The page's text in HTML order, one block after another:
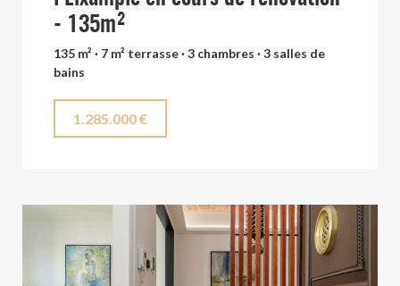
- 135m²
135 m² · 7 m² terrasse · 3 chambres · 3 salles de
bains
1.285.000 €